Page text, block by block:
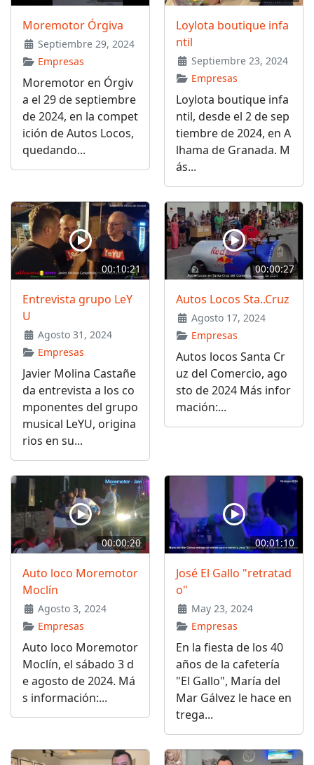
Moremotor Órgiva
Septiembre 29, 2024
Empresas
Moremotor en Órgiv
a el 29 de septiembre
de 2024, en la compet
ición de Autos Locos,
quedando...
Loylota boutique infa
ntil
Septiembre 23, 2024
Empresas
Loylota boutique infa
ntil, desde el 2 de sep
tiembre de 2024, en A
lhama de Granada. M
ás...
00:10:21
Entrevista grupo LeY
U
Agosto 31, 2024
Empresas
Javier Molina Castañe
da entrevista a los co
mponentes del grupo
musical LeYU, origina
rios en su...
00:00:27
Autos Locos Sta..Cruz
Agosto 17, 2024
Empresas
Autos locos Santa Cr
uz del Comercio, ago
sto de 2024 Más infor
mación:...
00:00:20
Auto loco Moremotor
Moclín
Agosto 3, 2024
Empresas
Auto loco Moremotor
Moclín, el sábado 3 d
e agosto de 2024. Má
s información:...
00:01:10
José El Gallo "retratad
o"
May 23, 2024
Empresas
En la fiesta de los 40
años de la cafetería
"El Gallo", María del
Mar Gálvez le hace en
trega...